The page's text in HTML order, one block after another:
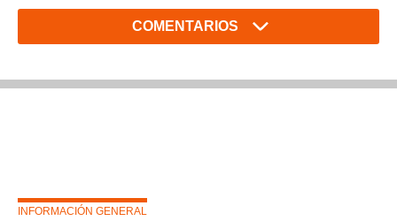
COMENTARIOS